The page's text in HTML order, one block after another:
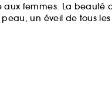
femmes. La beauté
un éveil de tous les